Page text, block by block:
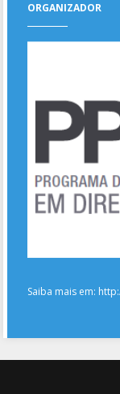
ORGANIZADOR
Saiba mais em: